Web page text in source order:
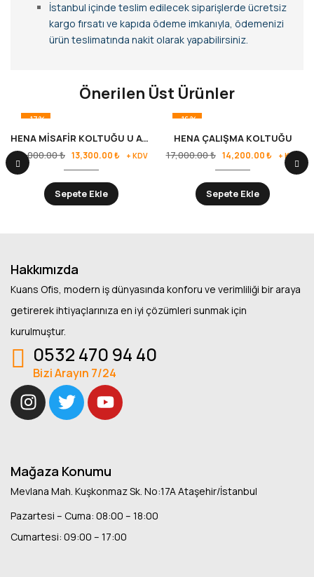
İstanbul içinde teslim edilecek siparişlerde ücretsiz
kargo fırsatı ve kapıda ödeme imkanıyla, ödemenizi
ürün teslimatında nakit olarak yapabilirsiniz.
Önerilen Üst Ürünler
-17%
HENA MİSAFİR KOLTUĞU U AYAK
16,000.00₺ 13,300.00₺ + KDV
Sepete Ekle
-16%
HENA ÇALIŞMA KOLTUĞU
17,000.00₺ 14,200.00₺ + KDV
Sepete Ekle
Hakkımızda
Kuans Ofis, modern iş dünyasında konforu ve verimliliği bir araya
getirerek ihtiyaçlarınıza en iyi çözümleri sunmak için
kurulmuştur.
0532 470 94 40
Bizi Arayın 7/24
Mağaza Konumu
Mevlana Mah. Kuşkonmaz Sk. No:17A Ataşehir/İstanbul
Pazartesi – Cuma: 08:00 – 18:00
Cumartesi: 09:00 – 17:00